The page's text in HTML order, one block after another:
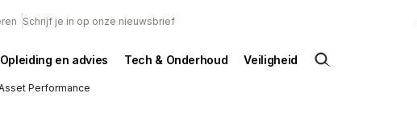
Schrijf je in op onze nieuwsbrief
Opleiding en advies Tech & Onderhoud Veiligheid
Performance